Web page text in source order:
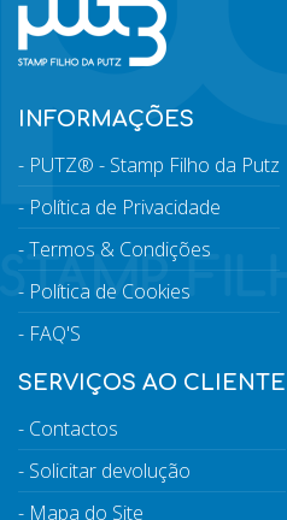
INFORMAÇÕES
PUTZ® - Stamp Filho da Putz
Política de Privacidade
Termos & Condições
Política de Cookies
FAQ'S
SERVIÇOS AO CLIENTE
Contactos
Solicitar devolução
Mapa do Site